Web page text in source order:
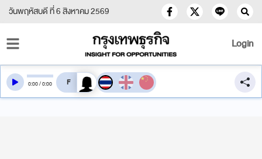
วันพฤหัสบดี ที่ 6 สิงหาคม 2569
Login
0:00/0:00 สลับเสียงอ่าน